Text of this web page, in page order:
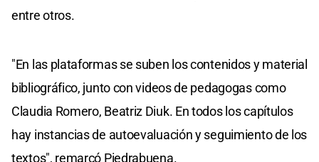
entre otros.
"En las plataformas se suben los contenidos y material
bibliográfico, junto con videos de pedagogas como
Claudia Romero, Beatriz Diuk. En todos los capítulos
hay instancias de autoevaluación y seguimiento de los
textos", remarcó Piedrabuena.